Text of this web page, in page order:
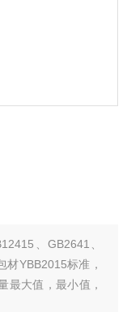
、GB2641、
YBB2015标准，
最大值，最小值，